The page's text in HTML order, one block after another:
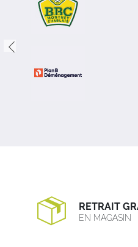
RETRAIT
EN MAGASIN